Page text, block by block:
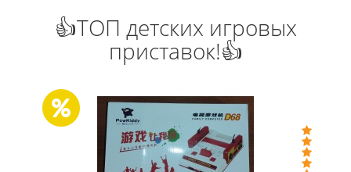
👍ТОП детских игровых
приставок!👍